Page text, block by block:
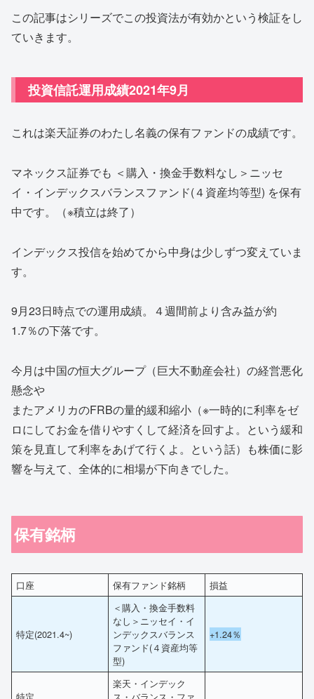
この記事はシリーズでこの投資法が有効かという検証をし
ていきます。
投資信託運用成績2021年9月
これは楽天証券のわたし名義の保有ファンドの成績です。
マネックス証券でも ＜購入・換金手数料なし＞ニッセ
イ・インデックスバランスファンド(４資産均等型) を保有
中です。（※積立は終了）
インデックス投信を始めてから中身は少しずつ変えていま
す。
9月23日時点での運用成績。４週間前より含み益が約
1.7％の下落です。
今月は中国の恒大グループ（巨大不動産会社）の経営悪化
懸念や
またアメリカのFRBの量的緩和縮小（※一時的に利率をゼ
ロにしてお金を借りやすくして経済を回すよ。という緩和
策を見直して利率をあげて行くよ。という話）も株価に影
響を与えて、全体的に相場が下向きでした。
保有銘柄
口座 保有ファンド銘柄 損益
特定(2021.4~)
＜購入・換金手数料
なし＞ニッセイ・イ
ンデックスバランス
ファンド(４資産均等
型)
+1.24％
楽天・インデック